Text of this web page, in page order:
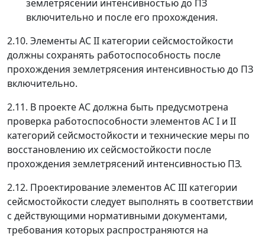
землетрясении интенсивностью до ПЗ
включительно и после его прохождения.
2.10. Элементы АС II категории сейсмостойкости
должны сохранять работоспособность после
прохождения землетрясения интенсивностью до ПЗ
включительно.
2.11. В проекте АС должна быть предусмотрена
проверка работоспособности элементов АС I и II
категорий сейсмостойкости и технические меры по
восстановлению их сейсмостойкости после
прохождения землетрясений интенсивностью ПЗ.
2.12. Проектирование элементов АС III категории
сейсмостойкости следует выполнять в соответствии
с действующими нормативными документами,
требования которых распространяются на